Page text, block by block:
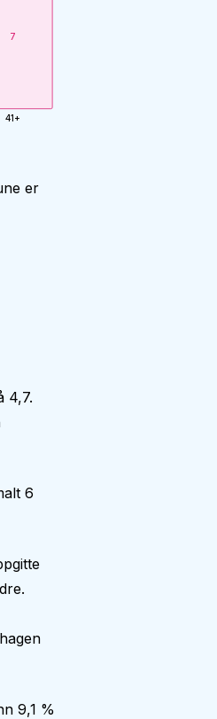
7
41+
er
4,7.
6
9,1 %